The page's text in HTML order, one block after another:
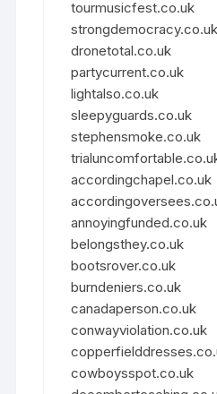
tourmusicfest.co.uk
strongdemocracy.co.uk
dronetotal.co.uk
partycurrent.co.uk
lightalso.co.uk
sleepyguards.co.uk
stephensmoke.co.uk
accordingchapel.co.uk
annoyingfunded.co.uk
belongsthey.co.uk
bootsrover.co.uk
burndeniers.co.uk
canadaperson.co.uk
conwayviolation.co.uk
cowboysspot.co.uk